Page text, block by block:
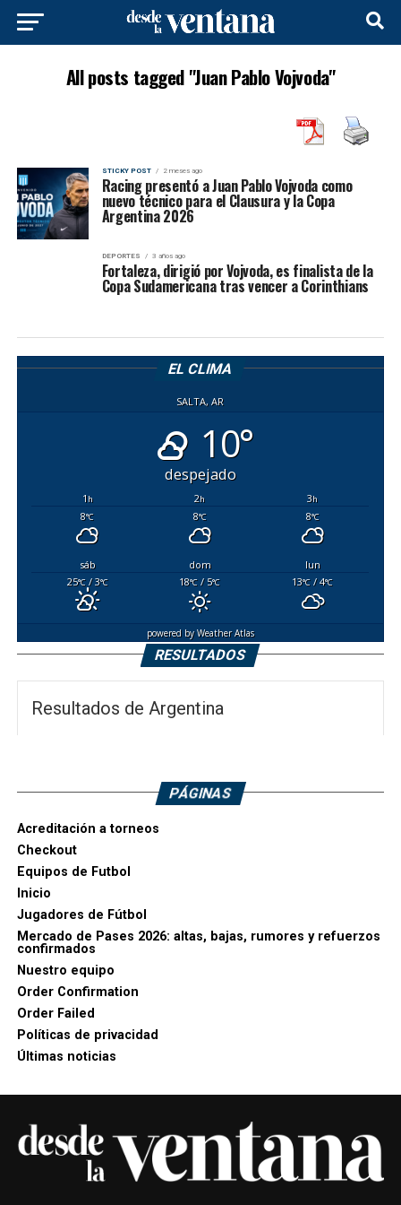
All posts tagged "Juan Pablo Vojvoda"
STICKY POST 2 meses ago
Racing presentó a Juan Pablo Vojvoda como
nuevo técnico para el Clausura y la Copa
Argentina 2026
DEPORTES 3 años ago
Fortaleza, dirigió por Vojvoda, es finalista de la
Copa Sudamericana tras vencer a Corinthians
EL CLIMA
SALTA, AR
10°
despejado
1h 2h 3h
8°C 8°C 8°C
sáb dom
lun
25°C/ 3°C 18°C / 5°C 13°C / 4°C
powered byWeather Atlas
RESULTADOS
Resultados de Argentina
PÁGINAS
Acreditación a torneos
Checkout
Equipos de Futbol
Inicio
Jugadores de Fútbol
Mercado de Pases 2026: altas, bajas, rumores y refuerzos
confirmados
Nuestro equipo
Order Confirmation
Order Failed
Políticas de privacidad
Últimas noticias